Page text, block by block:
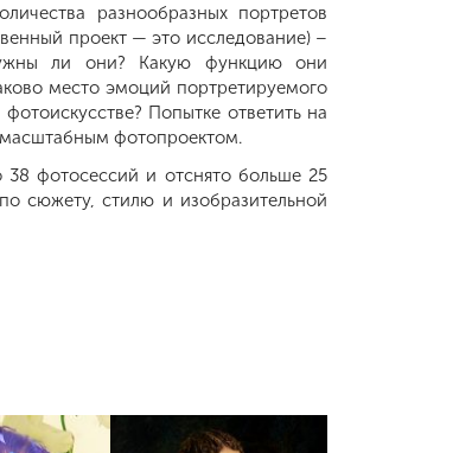
разнообразных портретов
проект — это исследование) –
ли они? Какую функцию они
место эмоций портретируемого
Попытке ответить на
фотопроектом.
38 фотосессий и отснято больше 25
сюжету, стилю и изобразительной